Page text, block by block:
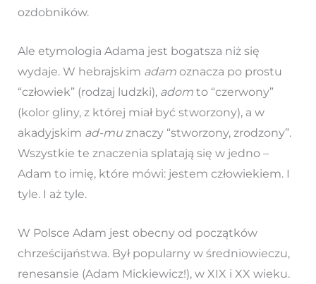
ozdobników.
Ale etymologia Adama jest bogatsza niż się
wydaje. W hebrajskim adamoznacza po prostu
“człowiek” (rodzaj ludzki), adomto “czerwony”
(kolor gliny, z której miał być stworzony), a w
akadyjskim ad-muznaczy “stworzony, zrodzony”.
Wszystkie te znaczenia splatają się w jedno –
Adam to imię, które mówi: jestem człowiekiem. I
tyle. I aż tyle.
W Polsce Adam jest obecny od początków
chrześcijaństwa. Był popularny w średniowieczu,
renesansie (Adam Mickiewicz!), w XIX i XX wieku.